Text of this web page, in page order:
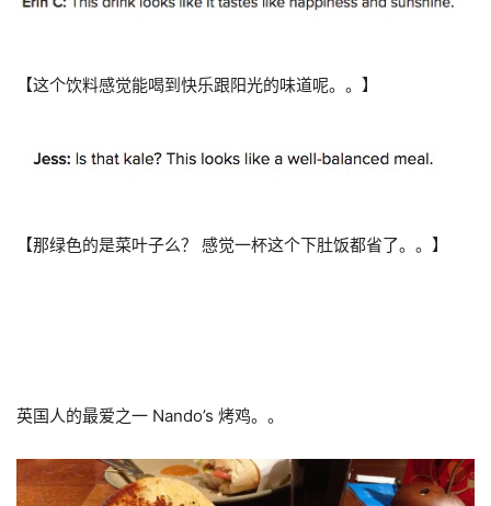
【这个饮料感觉能喝到快乐跟阳光的味道呢。。】
【那绿色的是菜叶子么？ 感觉一杯这个下肚饭都省了。。】
英国人的最爱之一 Nando’s 烤鸡。。